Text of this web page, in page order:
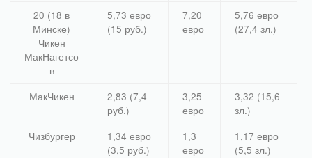
20 (18 в
Минске)
Чикен
МакНагетсо
в
5,73 евро
(15 руб.)
7,20
евро
5,76 евро
(27,4 зл.)
МакЧикен
2,83 (7,4
руб.)
3,25
евро
3,32 (15,6
зл.)
Чизбургер
1,34 евро
(3,5 руб.)
1,3
евро
1,17 евро
(5,5 зл.)